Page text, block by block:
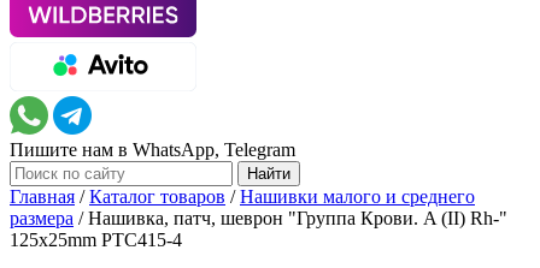
Пишите нам в WhatsApp, Telegram
Главная /Каталог товаров /Нашивки малого и среднего
размера /Нашивка, патч, шеврон "Группа Крови. A (II) Rh-"
125x25mm PTC415-4